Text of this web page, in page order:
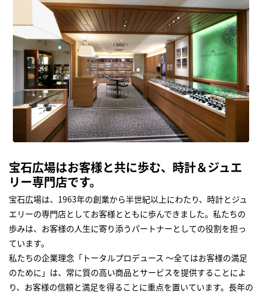
宝石広場はお客様と共に歩む、時計＆ジュエ
リー専門店です。
宝石広場は、1963年の創業から半世紀以上にわたり、時計とジュ
エリーの専門店としてお客様とともに歩んできました。私たちの
歩みは、お客様の人生に寄り添うパートナーとしての役割を担っ
ています。
私たちの企業理念「トータルプロデュース ～全てはお客様の満足
のために」は、常に質の高い商品とサービスを提供することによ
り、お客様の信頼と満足を得ることに重点を置いています。長年の